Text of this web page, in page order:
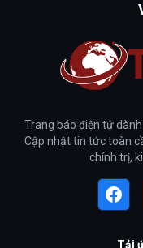
Trang báo điện tử
Cập nhật tin tức toàn
chính trị,
Tải